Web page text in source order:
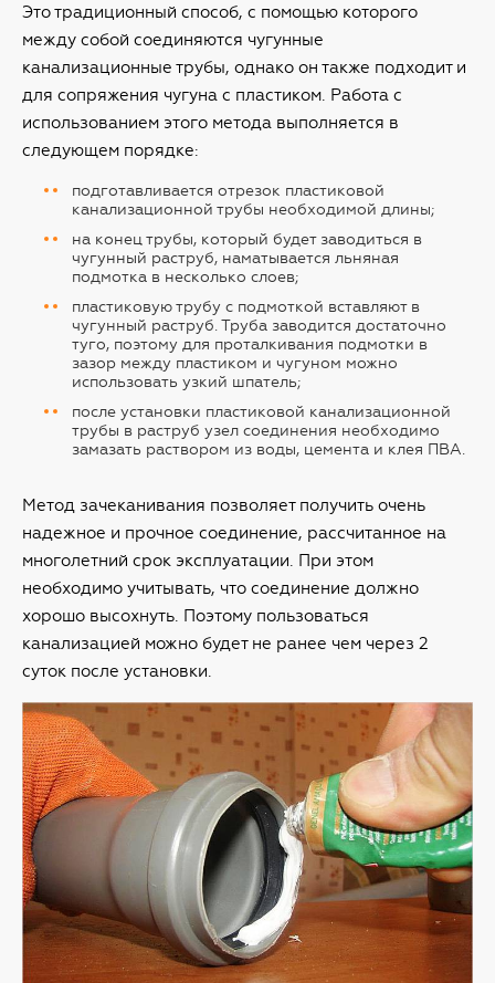
Это традиционный способ, с помощью которого
между собой соединяются чугунные
канализационные трубы, однако он также подходит и
для сопряжения чугуна с пластиком. Работа с
использованием этого метода выполняется в
следующем порядке:
подготавливается отрезок пластиковой
канализационной трубы необходимой длины;
на конец трубы, который будет заводиться в
чугунный раструб, наматывается льняная
подмотка в несколько слоев;
пластиковую трубу с подмоткой вставляют в
чугунный раструб. Труба заводится достаточно
туго, поэтому для проталкивания подмотки в
зазор между пластиком и чугуном можно
использовать узкий шпатель;
после установки пластиковой канализационной
трубы в раструб узел соединения необходимо
замазать раствором из воды, цемента и клея ПВА.
Метод зачеканивания позволяет получить очень
надежное и прочное соединение, рассчитанное на
многолетний срок эксплуатации. При этом
необходимо учитывать, что соединение должно
хорошо высохнуть. Поэтому пользоваться
канализацией можно будет не ранее чем через 2
суток после установки.